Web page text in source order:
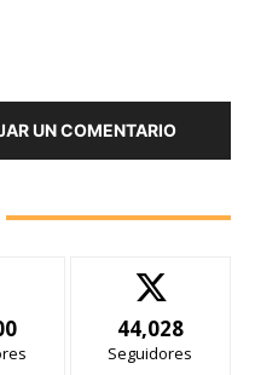
UN COMENTARIO
44,028
Seguidores